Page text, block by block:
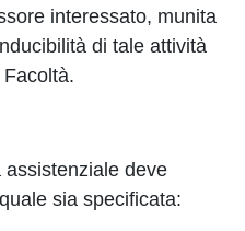
interessato, munita
di tale attività
assistenziale deve
sia specificata: